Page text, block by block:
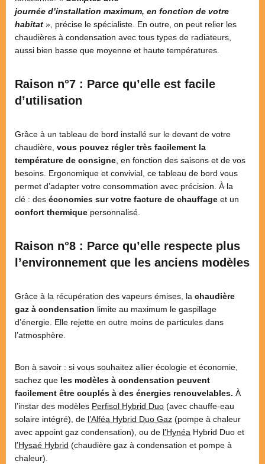
journée d’installation maximum, en fonction de votre
habitat », précise le spécialiste. En outre, on peut relier les
chaudières à condensation avec tous types de radiateurs,
aussi bien basse que moyenne et haute températures.
Raison n°7 : Parce qu’elle est facile
d’utilisation
Grâce à un tableau de bord installé sur le devant de votre
chaudière, vous pouvez régler très facilement la
température de consigne, en fonction des saisons et de vos
besoins. Ergonomique et convivial, ce tableau de bord vous
permet d’adapter votre consommation avec précision. À la
clé : des économies sur votre facture de chauffage et un
confort thermique personnalisé.
Raison n°8 : Parce qu’elle respecte plus
l’environnement que les anciens modèles
Grâce à la récupération des vapeurs émises, la chaudière
gaz à condensation limite au maximum le gaspillage
d’énergie. Elle rejette en outre moins de particules dans
l’atmosphère.
Bon à savoir : si vous souhaitez allier écologie et économie,
sachez que les modèles à condensation peuvent
facilement être couplés à des énergies renouvelables. À
l’instar des modèles Perfisol Hybrid Duo (avec chauffe-eau
solaire intégré), de l’Alféa Hybrid Duo Gaz (pompe à chaleur
avec appoint gaz condensation), ou de l’Hynéa Hybrid Duo et
l’Hysaé Hybrid (chaudière gaz à condensation et pompe à
chaleur).